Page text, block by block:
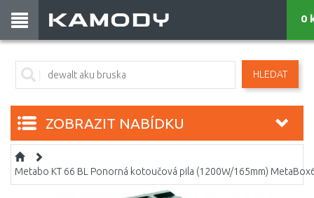
HLEDAT
0
ZOBRAZIT NABÍDKU
Metabo KT 66 BL Ponorná kotoučová pila (1200W/165mm)